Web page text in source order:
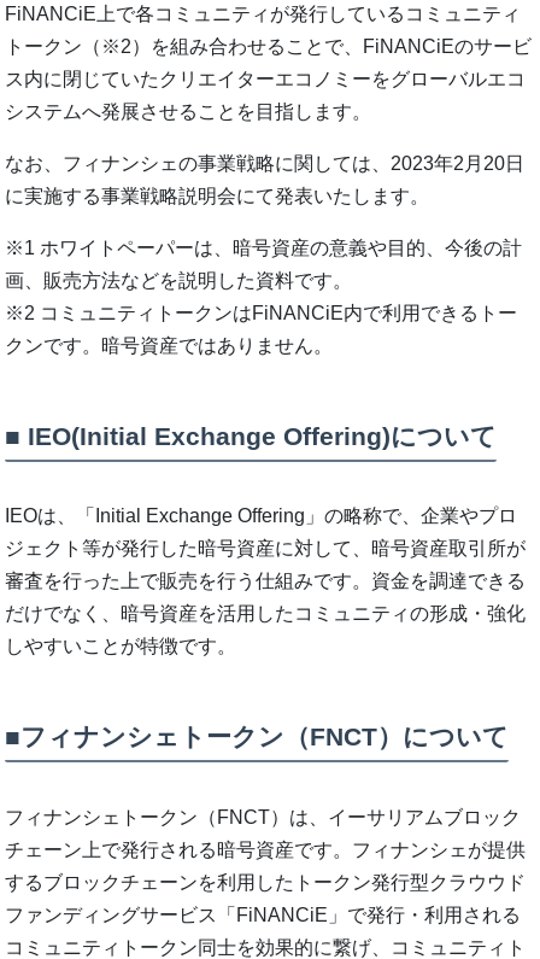
FiNANCiE上で各コミュニティが発行しているコミュニティ
トークン（※2）を組み合わせることで、FiNANCiEのサービ
ス内に閉じていたクリエイターエコノミーをグローバルエコ
システムへ発展させることを目指します。
なお、フィナンシェの事業戦略に関しては、2023年2月20日
に実施する事業戦略説明会にて発表いたします。
※1 ホワイトペーパーは、暗号資産の意義や目的、今後の計
画、販売方法などを説明した資料です。
※2 コミュニティトークンはFiNANCiE内で利用できるトー
クンです。暗号資産ではありません。
■ IEO(Initial Exchange Offering)について
IEOは、「Initial Exchange Offering」の略称で、企業やプロ
ジェクト等が発行した暗号資産に対して、暗号資産取引所が
審査を行った上で販売を行う仕組みです。資金を調達できる
だけでなく、暗号資産を活用したコミュニティの形成・強化
しやすいことが特徴です。
■フィナンシェトークン（FNCT）について
フィナンシェトークン（FNCT）は、イーサリアムブロック
チェーン上で発行される暗号資産です。フィナンシェが提供
するブロックチェーンを利用したトークン発行型クラウウド
ファンディングサービス「FiNANCiE」で発行・利用される
コミュニティトークン同士を効果的に繋げ、コミュニティト